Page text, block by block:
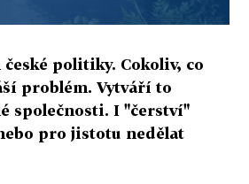
politiky. Cokoliv, co
problém. Vytváří to
společnosti. I "čerství"
pro jistotu nedělat